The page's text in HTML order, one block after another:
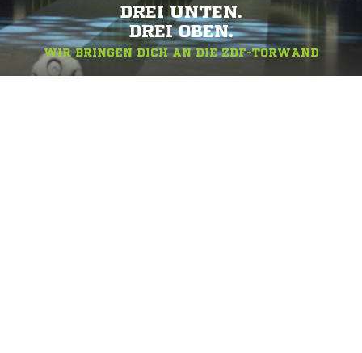
DREI UNTEN.
DREI OBEN.
WIR BRINGEN DICH AN DIE ZDF-TORWAND